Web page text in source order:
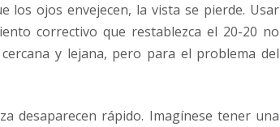
los ojos envejecen, la vista se pierde. Usar
correctivo que restablezca el 20-20 no
y lejana, pero para el problema del
desaparecen rápido. Imagínese tener una